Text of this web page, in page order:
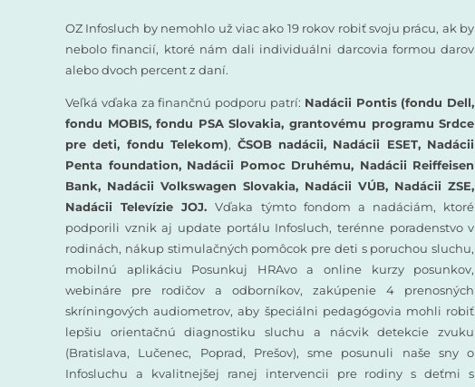
OZ Infosluch by nemohlo už viac ako 19 rokov robiť svoju prácu, ak by
nebolo financií, ktoré nám dali individuálni darcovia formou darov
alebo dvoch percent z daní.
Veľká vďaka za finančnú podporu patrí: Nadácii Pontis (fondu Dell,
fondu MOBIS, fondu PSA Slovakia, grantovému programu Srdce
pre deti, fondu Telekom), ČSOB nadácii, Nadácii ESET, Nadácii
Penta foundation, Nadácii Pomoc Druhému, Nadácii Reiffeisen
Bank, Nadácii Volkswagen Slovakia, Nadácii VÚB, Nadácii ZSE,
Nadácii Televízie JOJ.Vďaka týmto fondom a nadáciám, ktoré
podporili vznik aj update portálu Infosluch, terénne poradenstvo v
rodinách, nákup stimulačných pomôcok pre deti s poruchou sluchu,
mobilnú aplikáciu Posunkuj HRAvo a online kurzy posunkov,
webináre pre rodičov a odborníkov, zakúpenie 4 prenosných
skríningových audiometrov, aby špeciálni pedagógovia mohli robiť
lepšiu orientačnú diagnostiku sluchu a nácvik detekcie zvuku
(Bratislava, Lučenec, Poprad, Prešov), sme posunuli naše sny o
Infosluchu a kvalitnejšej ranej intervencii pre rodiny s deťmi s